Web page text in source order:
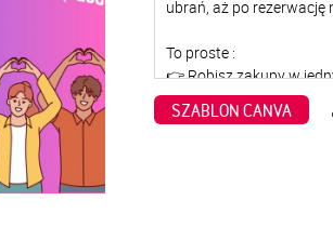
SZABLON CANVA